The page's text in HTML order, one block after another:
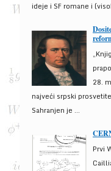
ideje i SF romane i
28.
najveći srpski
Sahranjen je ...
Prvi